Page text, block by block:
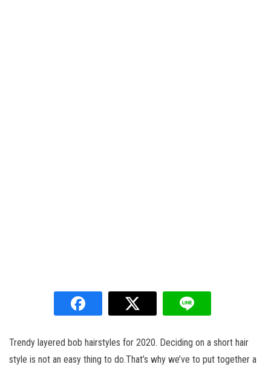
Trendy layered bob hairstyles for 2020. Deciding on a short hair
style is not an easy thing to do.That’s why we’ve to put together a